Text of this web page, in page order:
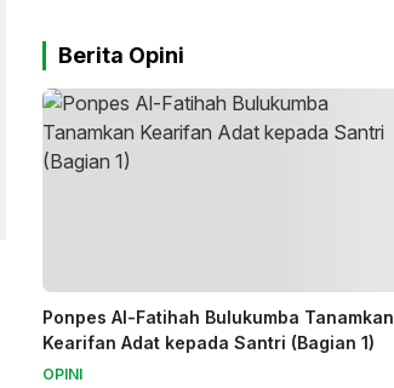
Berita Opini
Ponpes Al-Fatihah Bulukumba Tanamkan
Kearifan Adat kepada Santri (Bagian 1)
OPINI